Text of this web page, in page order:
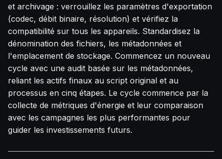
et archivage : verrouillez les paramètres d'exportation
(codec, débit binaire, résolution) et vérifiez la
compatibilité sur tous les appareils. Standardisez la
dénomination des fichiers, les métadonnées et
l'emplacement de stockage. Commencez un nouveau
cycle avec une audit basée sur les métadonnées,
reliant les actifs finaux au script original et au
processus en cinq étapes. Le cycle commence par la
collecte de métriques d'énergie et leur comparaison
avec les campagnes les plus performantes pour
guider les investissements futurs.